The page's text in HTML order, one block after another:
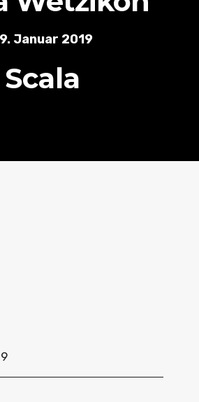
Januar 2019
Scala